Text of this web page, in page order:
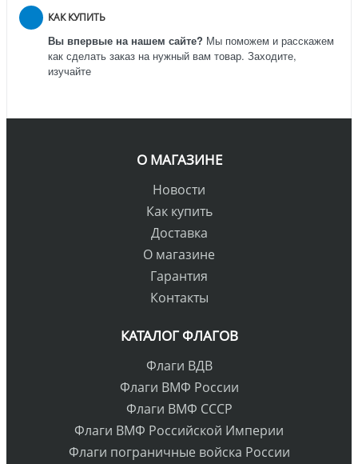
КАК КУПИТЬ
Вы впервые на нашем сайте? Мы поможем и расскажем
как сделать заказ на нужный вам товар. Заходите,
изучайте
О МАГАЗИНЕ
Новости
Как купить
Доставка
О магазине
Гарантия
Контакты
КАТАЛОГ ФЛАГОВ
Флаги ВДВ
Флаги ВМФ России
Флаги ВМФ СССР
Флаги ВМФ Российской Империи
Флаги пограничные войска России